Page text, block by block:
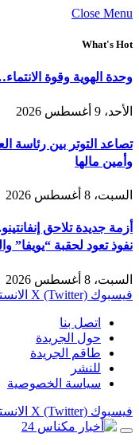
Close Menu
What's Hot
وحدة الهوية وقوة
الأحد، 9 أغسطس 2026
تصاعد التوتر بين رئاسة
وأمين مالها
السبت، 8 أغسطس 2026
أزمة جديدة تلاحق
نفوذ تعود لحقبة “يويفا”
السبت، 8 أغسطس 2026
فيسبوك X (Twitter)
اتصل بنا
حول الجريدة
طاقم الجريدة
للنشر
سياسة الخصوصية
فيسبوك X (Twitter)